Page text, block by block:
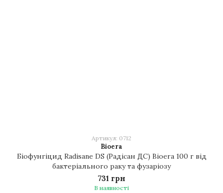
Артикул: 0712
Bioera
Біофунгіцид Radisane DS (Радісан ДС) Bioera 100 г від
бактеріального раку та фузаріозу
731 грн
В наявності